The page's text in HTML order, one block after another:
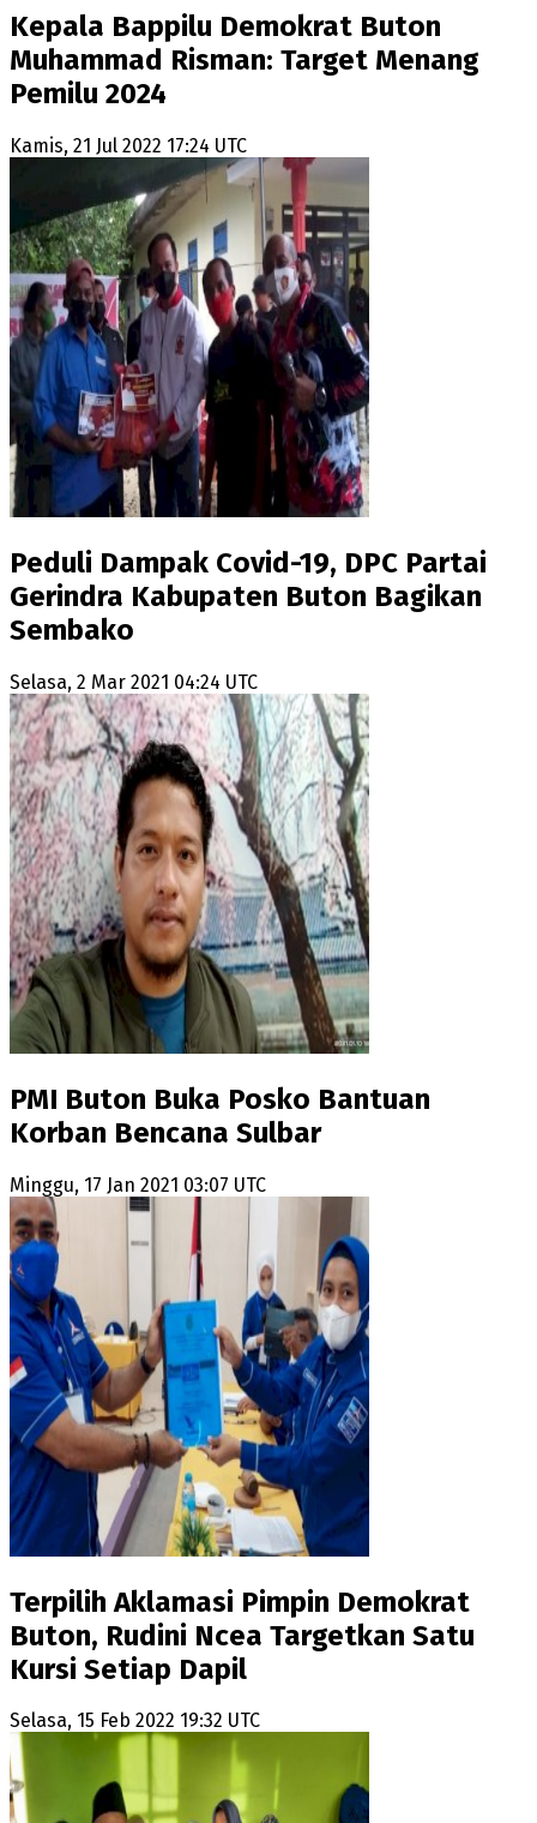
Kepala Bappilu Demokrat Buton
Muhammad Risman: Target Menang
Pemilu 2024
Kamis, 21 Jul 2022 17:24 UTC
Peduli Dampak Covid-19, DPC Partai
Gerindra Kabupaten Buton Bagikan
Sembako
Selasa, 2 Mar 2021 04:24 UTC
PMI Buton Buka Posko Bantuan
Korban Bencana Sulbar
Minggu, 17 Jan 2021 03:07 UTC
Terpilih Aklamasi Pimpin Demokrat
Buton, Rudini Ncea Targetkan Satu
Kursi Setiap Dapil
Selasa, 15 Feb 2022 19:32 UTC